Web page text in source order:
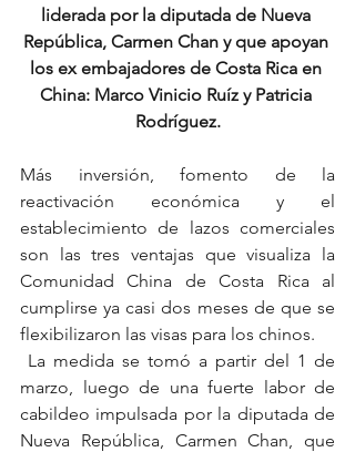
liderada por la diputada de Nueva
República, Carmen Chan y que apoyan
los ex embajadores de Costa Rica en
China: Marco Vinicio Ruíz y Patricia
Rodríguez.
Más inversión, fomento de la
reactivación económica y el
establecimiento de lazos comerciales
son las tres ventajas que visualiza la
Comunidad China de Costa Rica al
cumplirse ya casi dos meses de que se
flexibilizaron las visas para los chinos.
marzo, luego de una fuerte labor de
cabildeo impulsada por la diputada de
Nueva República, Carmen Chan, que